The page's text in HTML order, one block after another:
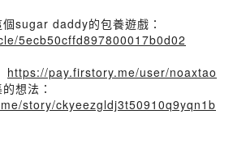
sugar daddy的包養遊戲：
5ecb50cffd897800017b0d02
https://pay.firstory.me/user/noaxtao
想法：
story/ckyeezgldj3t50910q9yqn1b